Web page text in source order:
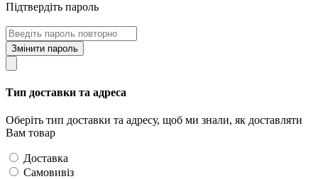
Підтвердіть пароль
Змінити пароль
Тип доставки та адреса
Оберіть тип доставки та адресу, щоб ми знали, як доставляти
Вам товар
Доставка
Самовивіз